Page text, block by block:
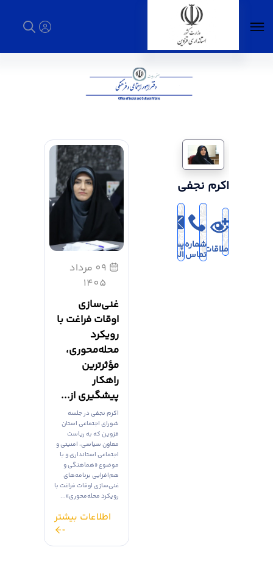
اکرم نجفی
ملاقاتشماره
تماس
پست
الکترونیک
09 مرداد
1405
غنی‌سازی
اوقات فراغت با
رویکرد
محله‌محوری،
مؤثرترین
راهکار
پیشگیری از...
اکرم نجفی در جلسه
شورای اجتماعی استان
قزوین که به ریاست
معاون سیاسی، امنیتی و
اجتماعی استانداری و با
موضوع «هماهنگی و
هم‌افزایی برنامه‌های
غنی‌سازی اوقات فراغت با
رویکرد محله‌محوری»...
اطلاعات بیشتر